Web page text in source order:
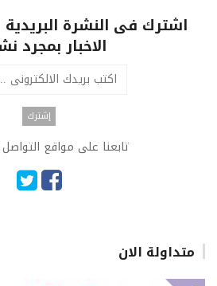
اشترك فى النشرة
الاخبار بمجرد
تابعنا على مواقع
متداولة الان